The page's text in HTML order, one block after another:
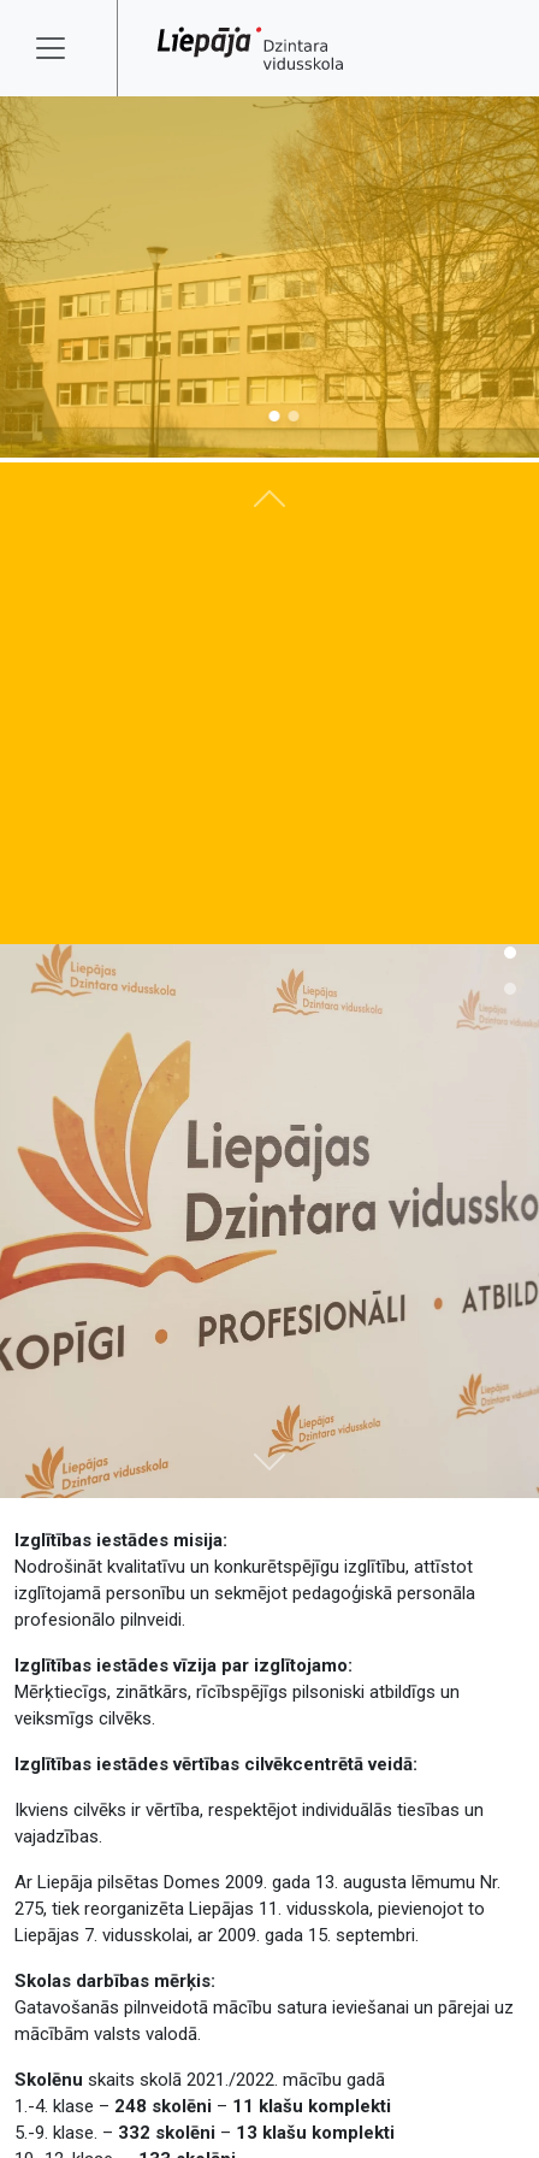
Atpakaļ
Tālāk
Izglītības iestādes misija:
Nodrošināt kvalitatīvu un konkurētspējīgu izglītību, attīstot
izglītojamā personību un sekmējot pedagoģiskā personāla
profesionālo pilnveidi.
Izglītības iestādes vīzija par izglītojamo:
Mērķtiecīgs, zinātkārs, rīcībspējīgs pilsoniski atbildīgs un
veiksmīgs cilvēks.
Izglītības iestādes vērtības cilvēkcentrētā veidā:
Ikviens cilvēks ir vērtība, respektējot individuālās tiesības un
vajadzības.
Ar Liepāja pilsētas Domes 2009. gada 13. augusta lēmumu Nr.
275, tiek reorganizēta Liepājas 11. vidusskola, pievienojot to
Liepājas 7. vidusskolai, ar 2009. gada 15. septembri.
Skolas darbības mērķis:
Gatavošanās pilnveidotā mācību satura ieviešanai un pārejai uz
mācībām valsts valodā.
Skolēnu skaits skolā 2021./2022. mācību gadā
1.-4. klase – 248 skolēni – 11 klašu komplekti
5.-9. klase. – 332 skolēni – 13 klašu komplekti